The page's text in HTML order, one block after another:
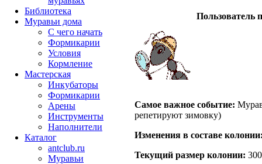
Пользователь
Самое важное событие:
репетируют зимовку)
Изменения в составе
Текущий размер кoлонии: 300
Библиотека
Муравьи дома
С чего начать
Формикарии
Условия
Кормление
Мастерская
Инкубаторы
Формикарии
Арены
Инструменты
Наполнители
Каталог
antclub.ru
Муравьи